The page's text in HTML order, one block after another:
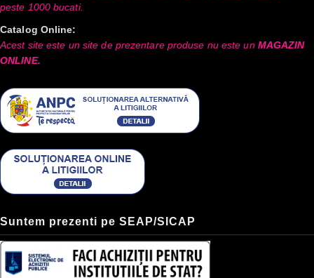
peste 1000 bucati.
Catalog Online:
Acest site este un site de prezentare produse nu este un MAGAZIN
ONLINE.
Suntem prezenti pe SEAP/SICAP